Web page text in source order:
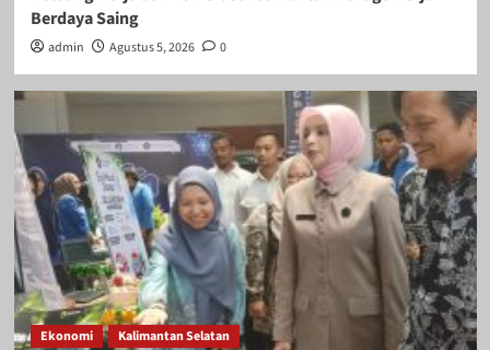
Berdaya Saing
admin Agustus 5, 2026 0
Ekonomi Kalimantan Selatan